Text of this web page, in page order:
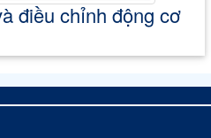
điều chỉnh động cơ